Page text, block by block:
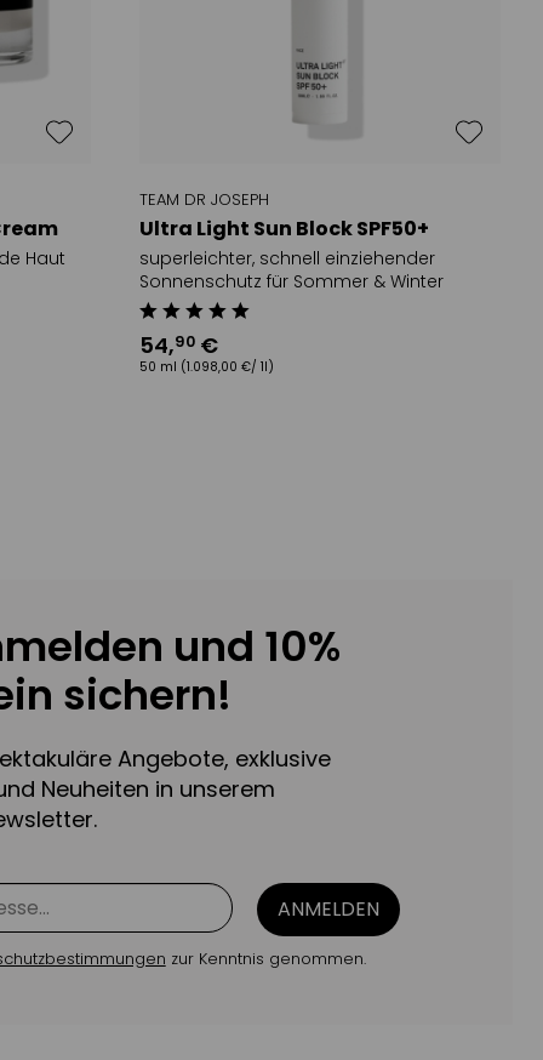
Haut
TEAM DR JOSEPH
Ultra Light Sun Block SPF50+
superleichter, schnell einziehender
Sonnenschutz für Sommer & Winter
54,90 €
50 ml (1.098,00 €/ 1l)
und 10%
sichern!
Angebote, exklusive
Neuheiten in unserem
ANMELDEN
zur Kenntnis genommen.